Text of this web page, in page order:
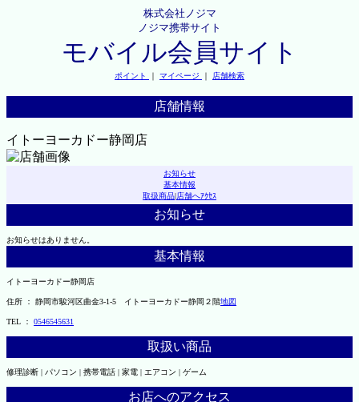
株式会社ノジマ
ノジマ携帯サイト
モバイル会員サイト
ポイント ｜ マイページ ｜ 店舗検索
店舗情報
イトーヨーカドー静岡店
お知らせ
基本情報
取扱商品|店舗へｱｸｾｽ
お知らせ
お知らせはありません。
基本情報
イトーヨーカドー静岡店
住所 ： 静岡市駿河区曲金3-1-5 イトーヨーカドー静岡２階地図
TEL ： 0546545631
取扱い商品
修理診断 | パソコン | 携帯電話 | 家電 | エアコン | ゲーム
お店へのアクセス